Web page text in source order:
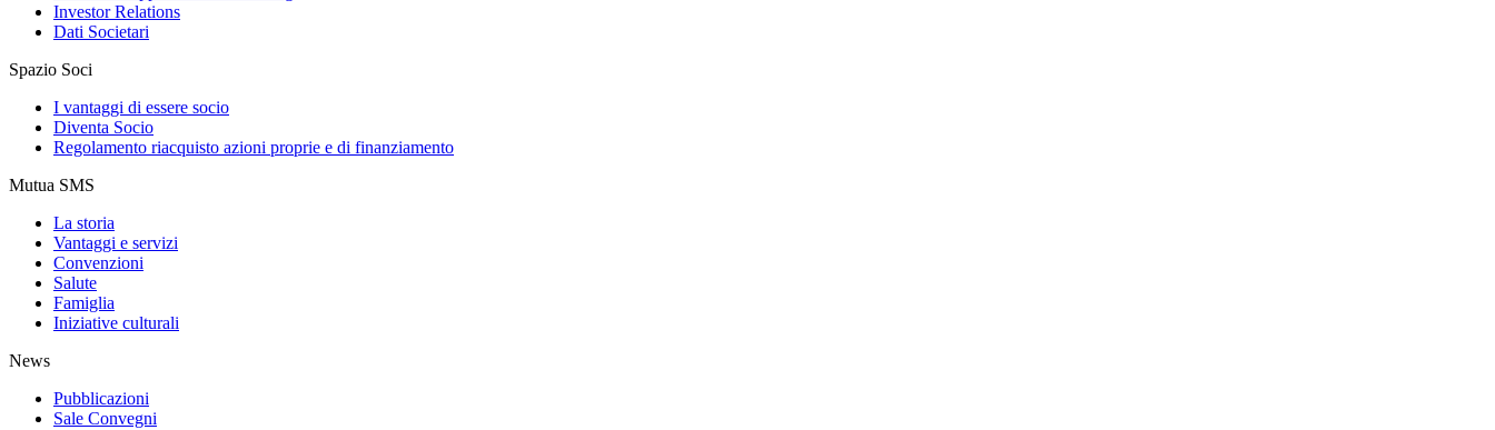
Investor Relations
Dati Societari
Spazio Soci
I vantaggi di essere socio
Diventa Socio
Regolamento riacquisto azioni proprie e di finanziamento
Mutua SMS
La storia
Vantaggi e servizi
Convenzioni
Salute
Famiglia
Iniziative culturali
News
Pubblicazioni
Sale Convegni